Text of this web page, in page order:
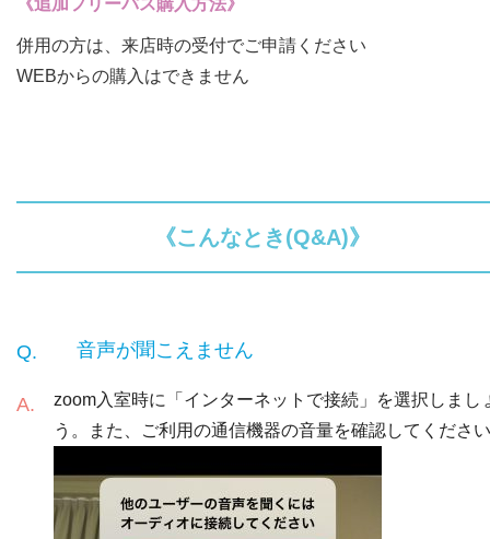
《追加フリーパス購入方法》
併用の方は、来店時の受付でご申請ください
WEBからの購入はできません
《こんなとき(Q&A)》
音声が聞こえません
zoom入室時に「インターネットで接続」を選択しまし
う。また、ご利用の通信機器の音量を確認してくださ